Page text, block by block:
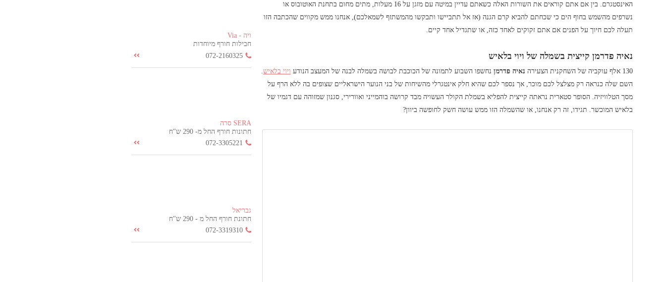
האינסטגרם. בין אם אתם קוראים את השורות האלה כשאתם עדיין במיטה עם מזגן על 16 מעלות, מתים מחום בתחנת האוטובוס או
נשרפים מהשמש בחוף הים כי שכחתם להביא קרם הגנה (אז אל תתביישו ותבקשו מהמשתזף לשמאלכם), אנחנו ממש מקווים שהכתבה הזו
תעלה לכם חיוך על הפנים אם אתם זקוקים לאחד כזה, או שתגדיל אחד קיים.
נאיה פדרמן קייצית בשמלה של ויוי בלאיש
130 אלף עוקביה של השחקנית הצעירה נאיה פדרמן נחשפו השבוע לתמונה של הכוכבת לבושה בשמלה לבנה של המעצב הנודע ויוי בלאיש.
השם שלה כנראה רק מצלצל לכם מוכר, אך נספר לכם שהיא חלק אינטגרלי מהשיחות של בני הנוער הישראליים שצופים בה ללא הרף על
מסך הטלוויזיה. הסופר סטארית נראתה קייצית להפליא בשמלת הקולר העשויה מבד קרושה בוהמייני ואוורירי, סגנון שמזוהה עם דגמיו של
בלאיש המוכשר. תגידו, זה רק אנחנו, או שהשמלה הזו ממש עושה חשק לחופשה ביוון?
ויה - Via
חבילות חורף מיוחדות
072-2160325
SERA סרה
חתונות חורף החל מ- 290 ש"ח
072-3305221
גבריאל
חתונת חורף החל מ - 290 ש"ח
072-3319310